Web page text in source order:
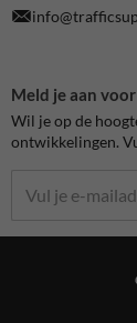
Meld je aan
Wil je op de
ontwikkelingen.